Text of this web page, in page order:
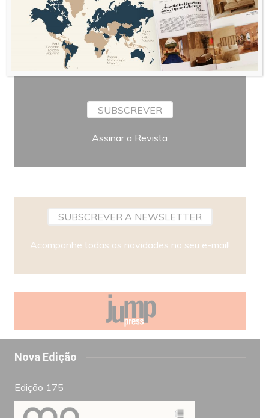
Periodicidade
SUBSCREVER
Assinar a Revista
SUBSCREVER A NEWSLETTER
Acompanhe todas as novidades no seu e-mail!
Nova Edição
Edição 175